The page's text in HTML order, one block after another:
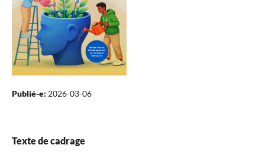
Publié-e: 2026-03-06
Texte de cadrage